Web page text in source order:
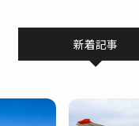
新着記事